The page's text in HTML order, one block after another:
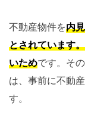
不動産物件を内
とされています
いためです。そ
は、事前に不動
す。